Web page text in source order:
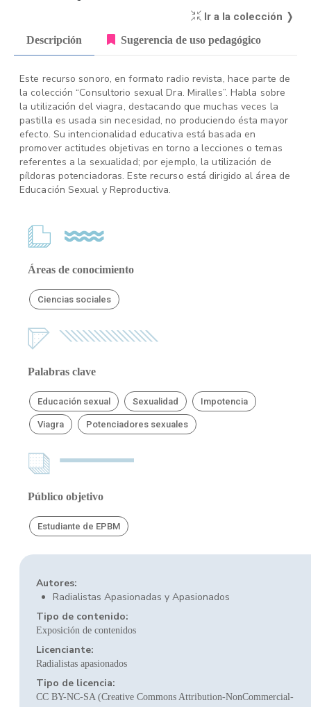
Ir a la colección ❭
Descripción Sugerencia de uso pedagógico
Este recurso sonoro, en formato radio revista, hace parte de
la colección “Consultorio sexual Dra. Miralles”. Habla sobre
la utilización del viagra, destacando que muchas veces la
pastilla es usada sin necesidad, no produciendo ésta mayor
efecto. Su intencionalidad educativa está basada en
promover actitudes objetivas en torno a lecciones o temas
referentes a la sexualidad; por ejemplo, la utilización de
píldoras potenciadoras. Este recurso está dirigido al área de
Educación Sexual y Reproductiva.
Áreas de conocimiento
Ciencias sociales
Palabras clave
Educación sexual Sexualidad Impotencia
Viagra Potenciadores sexuales
Público objetivo
Estudiante de EPBM
Autores:
Radialistas Apasionadas y Apasionados
Tipo de contenido:
Exposición de contenidos
Licenciante:
Radialistas apasionados
Tipo de licencia:
CC BY-NC-SA (Creative Commons Attribution-NonCommercial-